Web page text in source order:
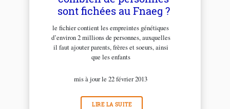
sont fichées au Fnaeg ?
le fichier contient les empreintes génétiques
d’environ 2 millions de personnes, auxquelles
il faut ajouter parents, frères et soeurs, ainsi
que les enfants
mis à jour le 22 février 2013
LIRE LA SUITE